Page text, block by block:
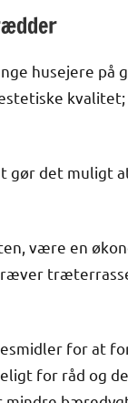
husejere på
gør det
være en
for at
for råd og